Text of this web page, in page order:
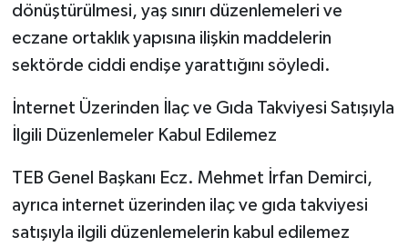
dönüştürülmesi, yaş sınırı düzenlemeleri ve
eczane ortaklık yapısına ilişkin maddelerin
sektörde ciddi endişe yarattığını söyledi.
İnternet Üzerinden İlaç ve Gıda Takviyesi Satışıyla
İlgili Düzenlemeler Kabul Edilemez
TEB Genel Başkanı Ecz. Mehmet İrfan Demirci,
ayrıca internet üzerinden ilaç ve gıda takviyesi
satışıyla ilgili düzenlemelerin kabul edilemez